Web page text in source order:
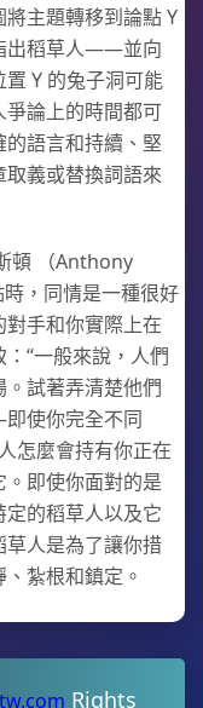
主題轉移到論點 Y
出稻草人——並向
Y 的兔子洞可能
論上的時間都可
語言和持續、堅
義或替換詞語來
頓 （Anthony
，同情是一種很好
手和你實際上在
“一般來說，人們
試著弄清楚他們
使你完全不同
怎麼會持有你正在
即使你面對的是
的稻草人以及它
人是為了讓你措
紮根和鎮定。
Rights